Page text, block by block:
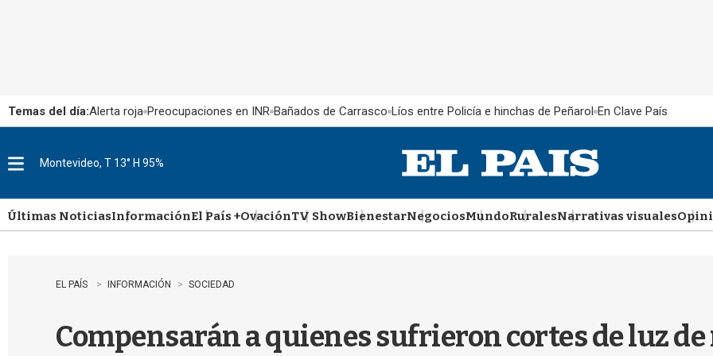
Temas del día:Alerta roja Preocupaciones en INR Bañados de Carrasco Líos entre Policía e hinchas de Peñarol En Clave País
u
Montevideo, T 13° H 95%
Últimas NoticiasInformaciónEl País +OvaciónTV ShowBienestarNegociosMundoRuralesNarrativas visuales
EL PAÍS INFORMACIÓN SOCIEDAD
Compensarán a quienes sufrieron cortes de luz de